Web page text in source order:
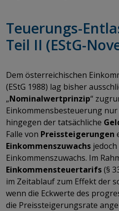
Teuerungs-
Teil II (EStG-
​​​​​​​Dem österreichischen
(EStG 1988) lag bisher
„Nominalwertprinzip“
Einkommensbesteuerung
hingegen der tatsächliche
Falle von Preissteigerungen
Einkommenszuwachs
Einkommenszuwachs. Im
Einkommensteuertarifs(§
im Zeitablauf zum Effekt der
wenn die Eckwerte des
die Preissteigerungsrate